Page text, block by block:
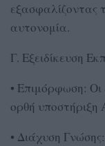
εξασφαλίζοντας
αυτονομία.
Γ. Εξειδίκευση
• Επιμόρφωση: Οι
ορθή υποστήριξη
• Διάχυση